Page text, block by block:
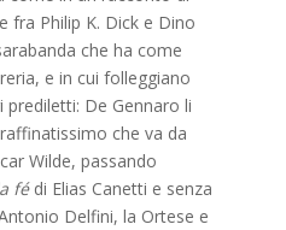
fra Philip K. Dick e Dino
che ha come
e in cui folleggiano
prediletti: De Gennaro li
che va da
Wilde, passando
fédi Elias Canetti e senza
Delfini, la Ortese e